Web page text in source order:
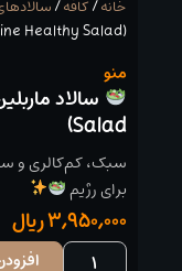
خانه/کافه/
(Marbelline Healthy Salad)
منو
Salad)
سبک، کم‌کالری و
برای رژیم
3,950,000ریال